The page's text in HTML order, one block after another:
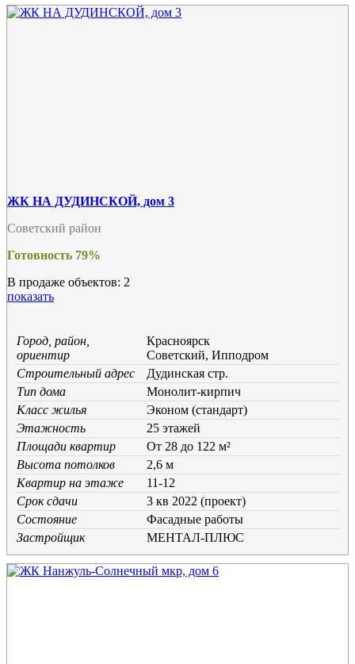
ЖК НА ДУДИНСКОЙ, дом 3
Советский район
Готовность 79%
В продаже объектов: 2
показать
Город, район,
ориентир
Красноярск
Советский, Ипподром
Строительный адрес
Дудинская стр.
Тип дома
Монолит-кирпич
Класс жилья
Эконом (стандарт)
Этажность
25 этажей
Площади квартир
От 28 до 122 м²
Высота потолков
2,6 м
Квартир на этаже
11-12
Срок сдачи
3 кв 2022 (проект)
Состояние
Фасадные работы
Застройщик
МЕНТАЛ-ПЛЮС